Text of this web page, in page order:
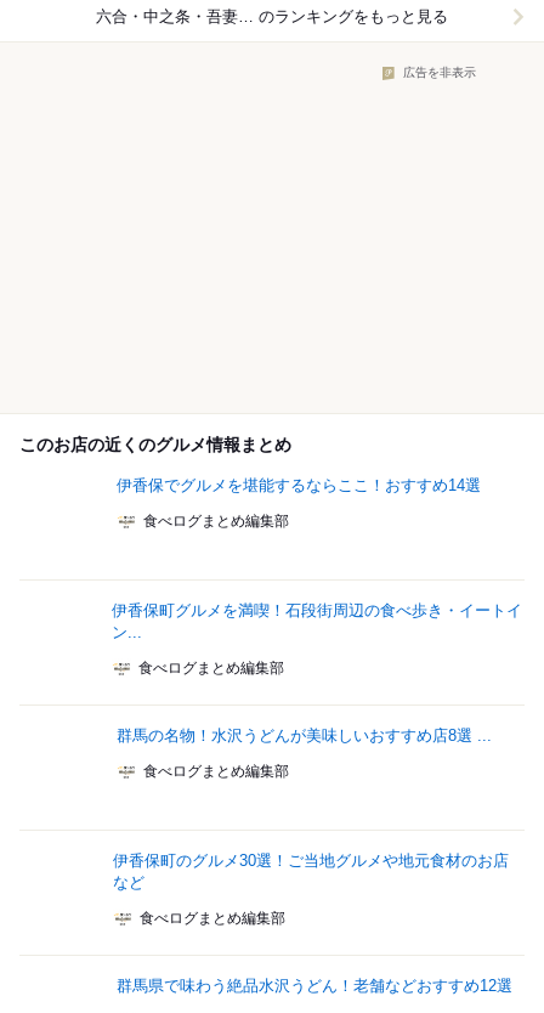
六合・中之条・吾妻×そば（蕎麦） のランキングをもっと見る
広告を非表示
このお店の近くのグルメ情報まとめ
伊香保でグルメを堪能するならここ！おすすめ14選
食べログまとめ編集部
伊香保町グルメを満喫！石段街周辺の食べ歩き・イートイ
ン...
食べログまとめ編集部
群馬の名物！水沢うどんが美味しいおすすめ店8選 ...
食べログまとめ編集部
伊香保町のグルメ30選！ご当地グルメや地元食材のお店
など
食べログまとめ編集部
群馬県で味わう絶品水沢うどん！老舗などおすすめ12選